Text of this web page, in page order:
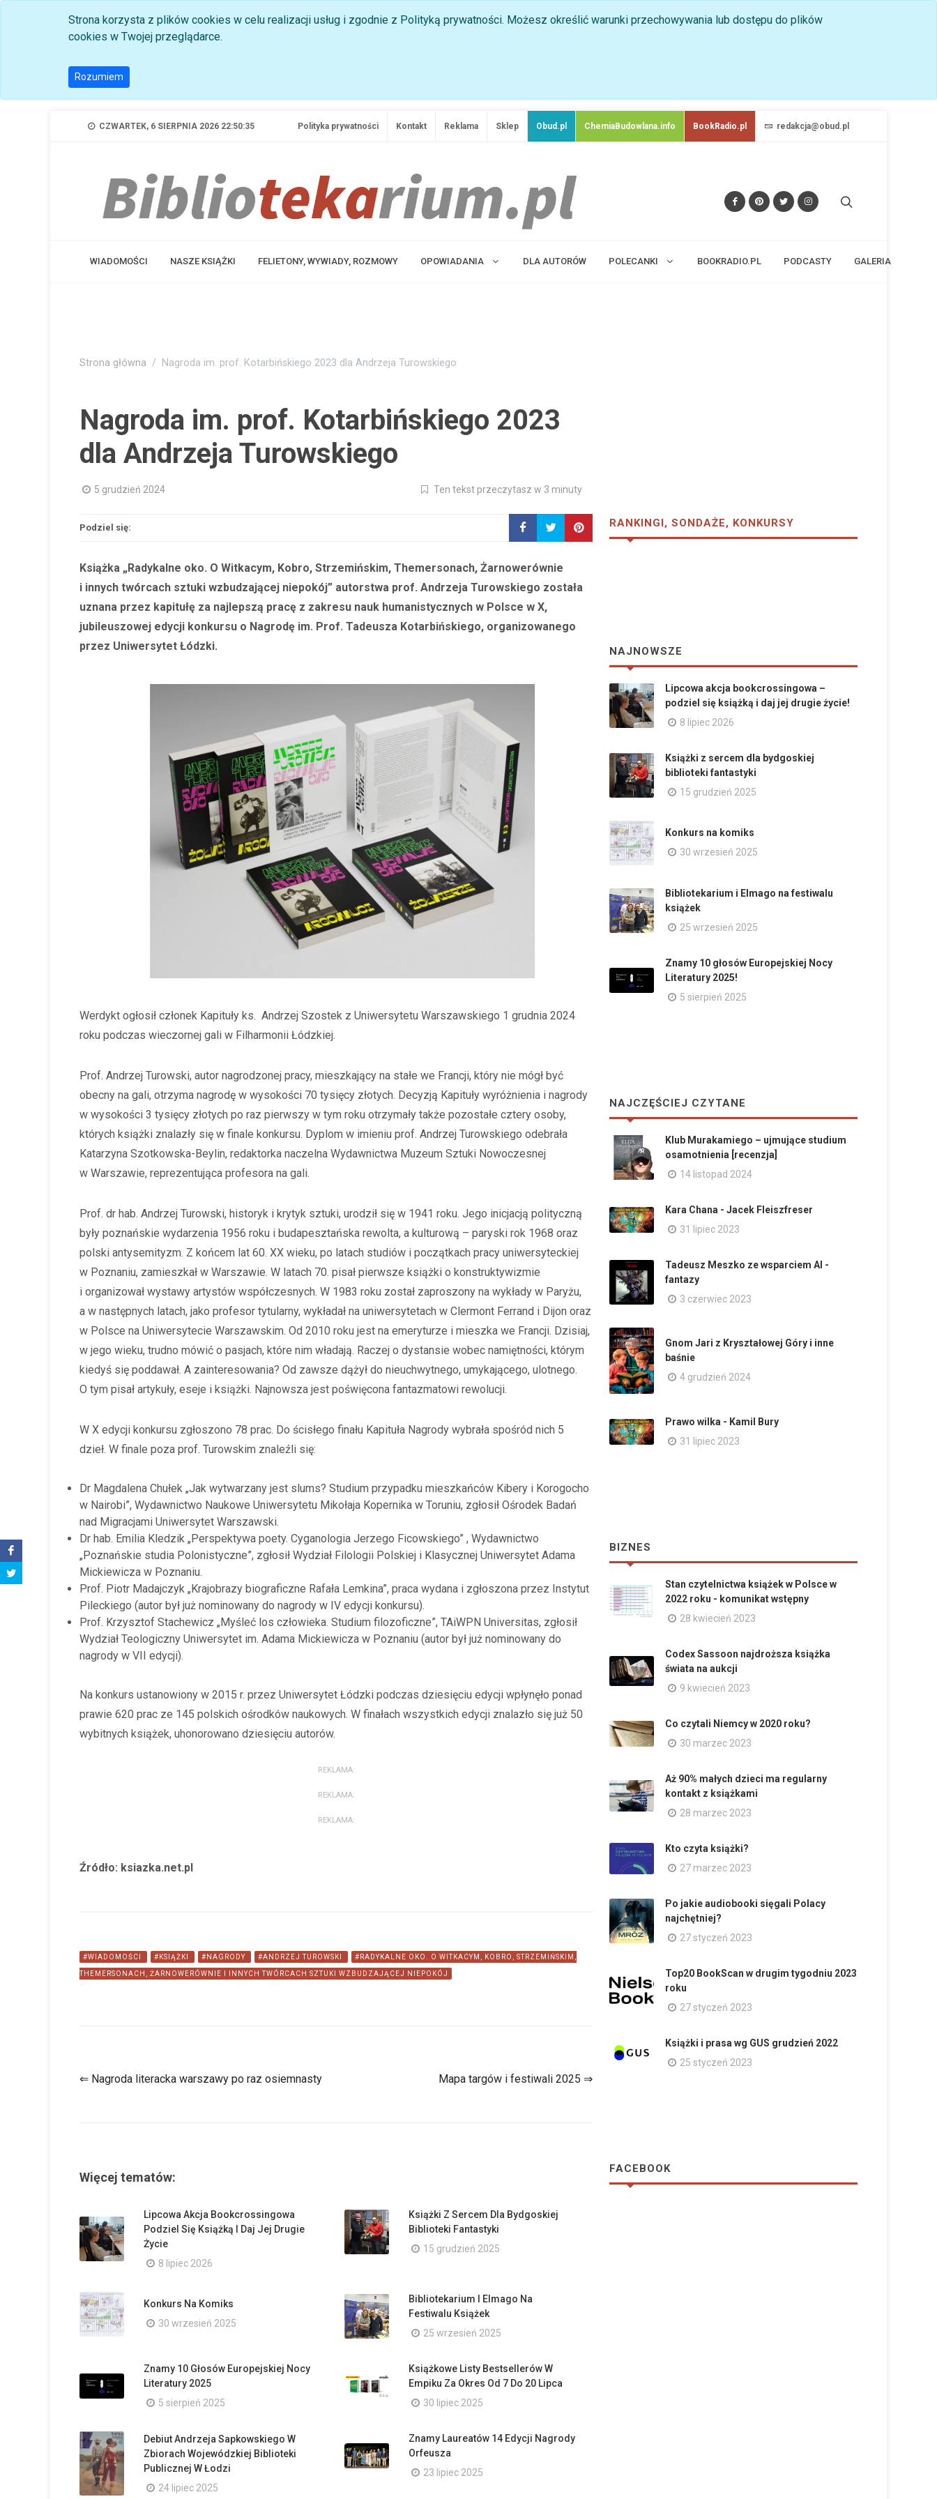
Strona korzysta z plików cookies w celu realizacji usług i zgodnie z Polityką prywatności. Możesz określić warunki przechowywania lub dostępu do plików
cookies w Twojej przeglądarce.
Rozumiem
CZWARTEK, 6 SIERPNIA 2026 22:50:36 Polityka prywatności Kontakt Reklama Sklep Obud.pl ChemiaBudowlana.info BookRadio.pl redakcja@obud.pl
WIADOMOŚCI NASZE KSIĄŻKI FELIETONY, WYWIADY, ROZMOWY OPOWIADANIA DLA AUTORÓW POLECANKI BOOKRADIO.PL PODCASTY GALERIA
Strona główna Nagroda im. prof. Kotarbińskiego 2023 dla Andrzeja Turowskiego
Nagroda im. prof. Kotarbińskiego 2023
dla Andrzeja Turowskiego
5 grudzień 2024 Ten tekst przeczytasz w 3 minuty
Podziel się:
Książka „Radykalne oko. O Witkacym, Kobro, Strzemińskim, Themersonach, Żarnowerównie
i innych twórcach sztuki wzbudzającej niepokój” autorstwa prof. Andrzeja Turowskiego została
uznana przez kapitułę za najlepszą pracę z zakresu nauk humanistycznych w Polsce w X,
jubileuszowej edycji konkursu o Nagrodę im. Prof. Tadeusza Kotarbińskiego, organizowanego
przez Uniwersytet Łódzki.
Werdykt ogłosił członek Kapituły ks. Andrzej Szostek z Uniwersytetu Warszawskiego 1 grudnia 2024
roku podczas wieczornej gali w Filharmonii Łódzkiej.
Prof. Andrzej Turowski, autor nagrodzonej pracy, mieszkający na stałe we Francji, który nie mógł być
obecny na gali, otrzyma nagrodę w wysokości 70 tysięcy złotych. Decyzją Kapituły wyróżnienia i nagrody
w wysokości 3 tysięcy złotych po raz pierwszy w tym roku otrzymały także pozostałe cztery osoby,
których książki znalazły się w finale konkursu. Dyplom w imieniu prof. Andrzej Turowskiego odebrała
Katarzyna Szotkowska-Beylin, redaktorka naczelna Wydawnictwa Muzeum Sztuki Nowoczesnej
w Warszawie, reprezentująca profesora na gali.
Prof. dr hab. Andrzej Turowski, historyk i krytyk sztuki, urodził się w 1941 roku. Jego inicjacją polityczną
były poznańskie wydarzenia 1956 roku i budapesztańska rewolta, a kulturową – paryski rok 1968 oraz
polski antysemityzm. Z końcem lat 60. XX wieku, po latach studiów i początkach pracy uniwersyteckiej
w Poznaniu, zamieszkał w Warszawie. W latach 70. pisał pierwsze książki o konstruktywizmie
i organizował wystawy artystów współczesnych. W 1983 roku został zaproszony na wykłady w Paryżu,
a w następnych latach, jako profesor tytularny, wykładał na uniwersytetach w Clermont Ferrand i Dijon oraz
w Polsce na Uniwersytecie Warszawskim. Od 2010 roku jest na emeryturze i mieszka we Francji. Dzisiaj,
w jego wieku, trudno mówić o pasjach, które nim władają. Raczej o dystansie wobec namiętności, którym
kiedyś się poddawał. A zainteresowania? Od zawsze dążył do nieuchwytnego, umykającego, ulotnego.
O tym pisał artykuły, eseje i książki. Najnowsza jest poświęcona fantazmatowi rewolucji.
W X edycji konkursu zgłoszono 78 prac. Do ścisłego finału Kapituła Nagrody wybrała spośród nich 5
dzieł. W finale poza prof. Turowskim znaleźli się:
Dr Magdalena Chułek „Jak wytwarzany jest slums? Studium przypadku mieszkańców Kibery i Korogocho
w Nairobi”, Wydawnictwo Naukowe Uniwersytetu Mikołaja Kopernika w Toruniu, zgłosił Ośrodek Badań
nad Migracjami Uniwersytet Warszawski.
Dr hab. Emilia Kledzik „Perspektywa poety. Cyganologia Jerzego Ficowskiego” , Wydawnictwo
„Poznańskie studia Polonistyczne”, zgłosił Wydział Filologii Polskiej i Klasycznej Uniwersytet Adama
Mickiewicza w Poznaniu.
Prof. Piotr Madajczyk „Krajobrazy biograficzne Rafała Lemkina”, praca wydana i zgłoszona przez Instytut
Pileckiego (autor był już nominowany do nagrody w IV edycji konkursu).
Prof. Krzysztof Stachewicz „Myśleć los człowieka. Studium filozoficzne”, TAiWPN Universitas, zgłosił
Wydział Teologiczny Uniwersytet im. Adama Mickiewicza w Poznaniu (autor był już nominowany do
nagrody w VII edycji).
Na konkurs ustanowiony w 2015 r. przez Uniwersytet Łódzki podczas dziesięciu edycji wpłynęło ponad
prawie 620 prac ze 145 polskich ośrodków naukowych. W finałach wszystkich edycji znalazło się już 50
wybitnych książek, uhonorowano dziesięciu autorów.
REKLAMA:
REKLAMA:
REKLAMA:
Źródło: ksiazka.net.pl
#WIADOMOŚCI #KSIĄŻKI #NAGRODY #ANDRZEJ TUROWSKI #RADYKALNE OKO. O WITKACYM, KOBRO, STRZEMIŃSKIM,
THEMERSONACH, ŻARNOWERÓWNIE I INNYCH TWÓRCACH SZTUKI WZBUDZAJĄCEJ NIEPOKÓJ
⇐ Nagroda literacka warszawy po raz osiemnasty Mapa targów i festiwali 2025 ⇒
Więcej tematów:
Lipcowa Akcja Bookcrossingowa
Podziel Się Książką I Daj Jej Drugie
Życie
8 lipiec 2026
Książki Z Sercem Dla Bydgoskiej
Biblioteki Fantastyki
15 grudzień 2025
Konkurs Na Komiks
30 wrzesień 2025
Bibliotekarium I Elmago Na
Festiwalu Książek
25 wrzesień 2025
Znamy 10 Głosów Europejskiej Nocy
Literatury 2025
5 sierpień 2025
Książkowe Listy Bestsellerów W
Empiku Za Okres Od 7 Do 20 Lipca
30 lipiec 2025
Debiut Andrzeja Sapkowskiego W
Zbiorach Wojewódzkiej Biblioteki
Publicznej W Łodzi
24 lipiec 2025
Znamy Laureatów 14 Edycji Nagrody
Orfeusza
23 lipiec 2025
RANKINGI, SONDAŻE, KONKURSY
NAJNOWSZE
Lipcowa akcja bookcrossingowa –
podziel się książką i daj jej drugie życie!
8 lipiec 2026
Książki z sercem dla bydgoskiej
biblioteki fantastyki
15 grudzień 2025
Konkurs na komiks
30 wrzesień 2025
Bibliotekarium i Elmago na festiwalu
książek
25 wrzesień 2025
Znamy 10 głosów Europejskiej Nocy
Literatury 2025!
5 sierpień 2025
NAJCZĘŚCIEJ CZYTANE
Klub Murakamiego – ujmujące studium
osamotnienia [recenzja]
14 listopad 2024
Kara Chana - Jacek Fleiszfreser
31 lipiec 2023
Tadeusz Meszko ze wsparciem AI -
fantazy
3 czerwiec 2023
Gnom Jari z Kryształowej Góry i inne
baśnie
4 grudzień 2024
Prawo wilka - Kamil Bury
31 lipiec 2023
BIZNES
Stan czytelnictwa książek w Polsce w
2022 roku - komunikat wstępny
28 kwiecień 2023
Codex Sassoon najdroższa książka
świata na aukcji
9 kwiecień 2023
Co czytali Niemcy w 2020 roku?
30 marzec 2023
Aż 90% małych dzieci ma regularny
kontakt z książkami
28 marzec 2023
Kto czyta książki?
27 marzec 2023
Po jakie audiobooki sięgali Polacy
najchętniej?
27 styczeń 2023
Top20 BookScan w drugim tygodniu 2023
roku
27 styczeń 2023
Książki i prasa wg GUS grudzień 2022
25 styczeń 2023
FACEBOOK